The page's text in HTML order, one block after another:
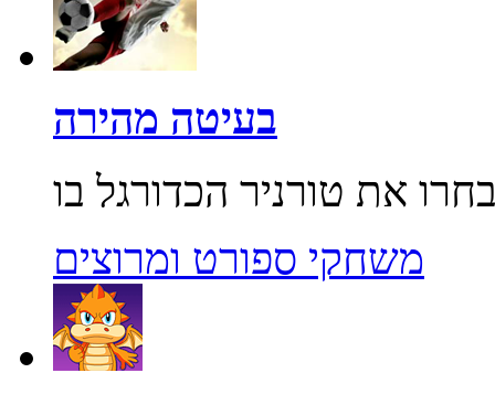
בעיטה מהירה
משחקי ספורט ומרוצים